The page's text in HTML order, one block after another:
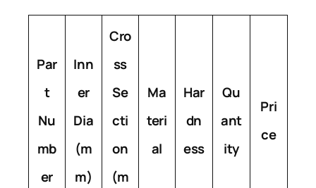
Par
t
Nu
mb
er
Inn
er
Dia
(m
m)
Cro
ss
Se
cti
on
(m
Ma
teri
al
Har
dn
ess
Qu
ant
ity
Pri
ce